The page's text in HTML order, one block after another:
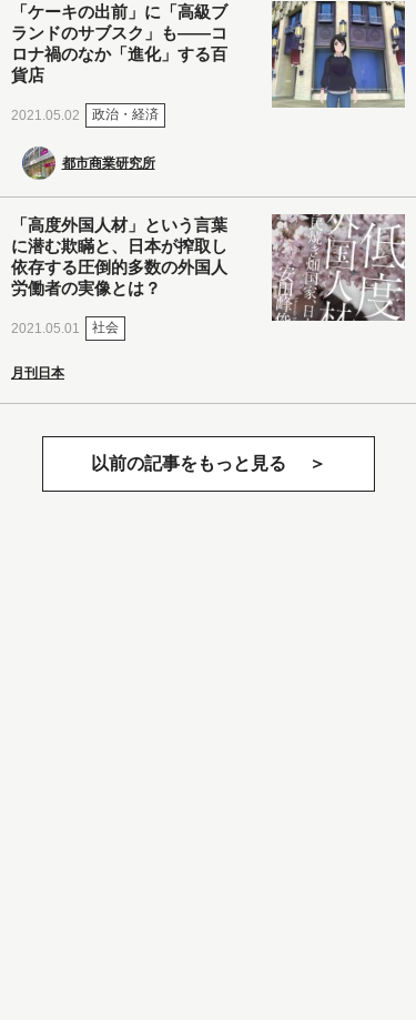
「ケーキの出前」に「高級ブ
ランドのサブスク」も――コ
ロナ禍のなか「進化」する百
貨店
2021.05.02 政治・経済
都市商業研究所
「高度外国人材」という言葉
に潜む欺瞞と、日本が搾取し
依存する圧倒的多数の外国人
労働者の実像とは？
2021.05.01 社会
月刊日本
以前の記事をもっと見る